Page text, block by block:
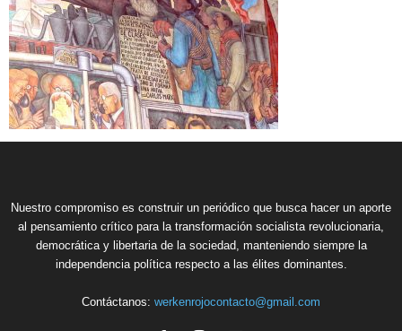
Nuestro compromiso es construir un periódico que busca hacer un aporte
al pensamiento crítico para la transformación socialista revolucionaria,
democrática y libertaria de la sociedad, manteniendo siempre la
independencia política respecto a las élites dominantes.
Contáctanos: werkenrojocontacto@gmail.com